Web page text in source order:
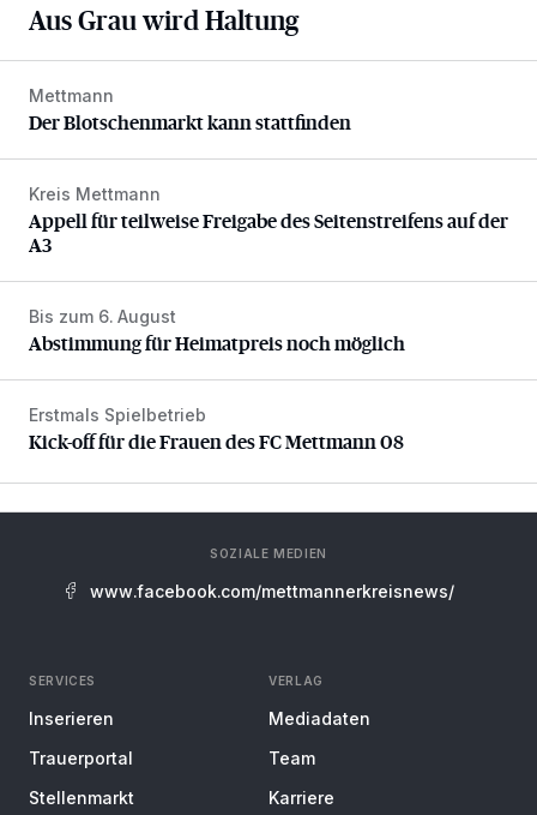
Aus Grau wird Haltung
Der Blotschenmarkt kann stattfinden
Mettmann
Der Blotschenmarkt kann stattfinden
Appell für teilweise Freigabe des Seitenstreifens auf der A3
Kreis Mettmann
Appell für teilweise Freigabe des Seitenstreifens auf der
A3
Abstimmung für Heimatpreis noch möglich
Bis zum 6. August
Abstimmung für Heimatpreis noch möglich
Kick-off für die Frauen des FC Mettmann 08
Erstmals Spielbetrieb
Kick-off für die Frauen des FC Mettmann 08
SOZIALE MEDIEN
www.facebook.com/mettmannerkreisnews/
SERVICES
Inserieren
Trauerportal
Stellenmarkt
VERLAG
Mediadaten
Team
Karriere